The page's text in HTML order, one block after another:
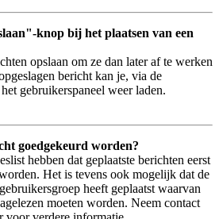
knop bij het plaatsen van een
opslaan om ze dan later af te werken
bericht kan je, via de
gebruikerspaneel weer laden.
goedgekeurd worden?
hebben dat geplaatste berichten eerst
Het is tevens ook mogelijk dat de
heeft geplaatst waarvan
moeten worden. Neem contact